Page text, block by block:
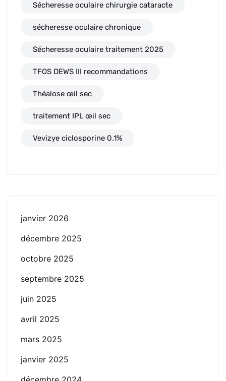
Sécheresse oculaire chirurgie cataracte
sécheresse oculaire chronique
Sécheresse oculaire traitement 2025
TFOS DEWS III recommandations
Théalose œil sec
traitement IPL œil sec
Vevizye ciclosporine 0.1%
janvier 2026
décembre 2025
octobre 2025
septembre 2025
juin 2025
avril 2025
mars 2025
janvier 2025